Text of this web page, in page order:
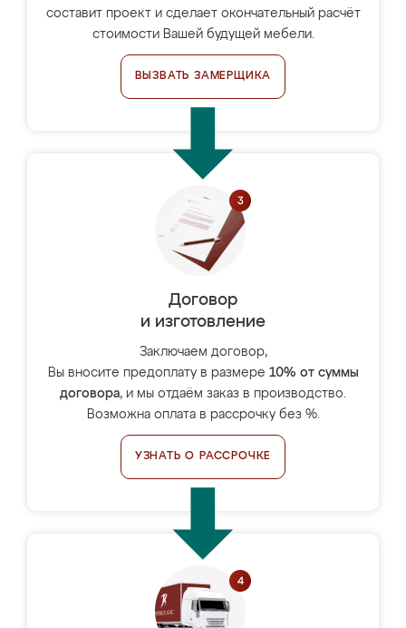
составит проект и сделает окончательный расчёт
стоимости Вашей будущей мебели.
ВЫЗВАТЬ ЗАМЕРЩИКА
Договор
и изготовление
Заключаем договор,
Вы вносите предоплату в размере 10% от суммы
договора, и мы отдаём заказ в производство.
Возможна оплата в рассрочку без %.
УЗНАТЬ О РАССРОЧКЕ